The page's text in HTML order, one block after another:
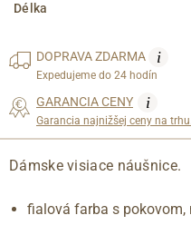
Délka
DOPRAVAZDARMA i
Expedujeme do 24 hodín
GARANCIA CENY i
Garancia najnižšej ceny na trhu.
Dámske visiace náušnice.
fialová farba s